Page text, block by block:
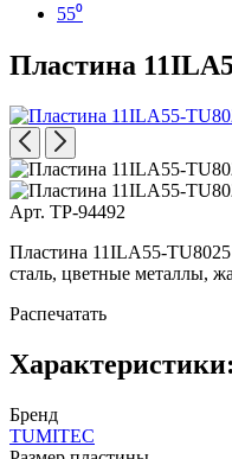
55⁰
Пластина
Арт. TP-94492
Пластина 11ILA55-TU8025
сталь, цветные металлы,
Распечатать
Характеристики:
Бренд
TUMITEC